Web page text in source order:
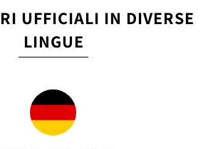
UFFICIALI IN DIVERSE
LINGUE